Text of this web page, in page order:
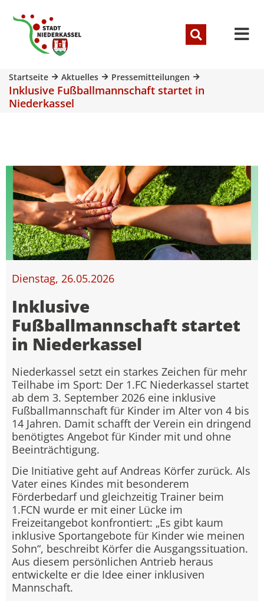
Startseite Aktuelles Pressemitteilungen
Inklusive Fußballmannschaft startet in
Niederkassel
Dienstag, 26.05.2026
Inklusive
Fußballmannschaft startet
in Niederkassel
Niederkassel setzt ein starkes Zeichen für mehr
Teilhabe im Sport: Der 1.FC Niederkassel startet
ab dem 3. September 2026 eine inklusive
Fußballmannschaft für Kinder im Alter von 4 bis
14 Jahren. Damit schafft der Verein ein dringend
benötigtes Angebot für Kinder mit und ohne
Beeinträchtigung.
Die Initiative geht auf Andreas Körfer zurück. Als
Vater eines Kindes mit besonderem
Förderbedarf und gleichzeitig Trainer beim
1.FCN wurde er mit einer Lücke im
Freizeitangebot konfrontiert: „Es gibt kaum
inklusive Sportangebote für Kinder wie meinen
Sohn“, beschreibt Körfer die Ausgangssituation.
Aus diesem persönlichen Antrieb heraus
entwickelte er die Idee einer inklusiven
Mannschaft.